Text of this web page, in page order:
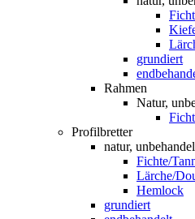
grundiert
Rahmen
Natur,
Profilbretter
natur,
Fichte/
Lärche/
Hemlock
grundiert